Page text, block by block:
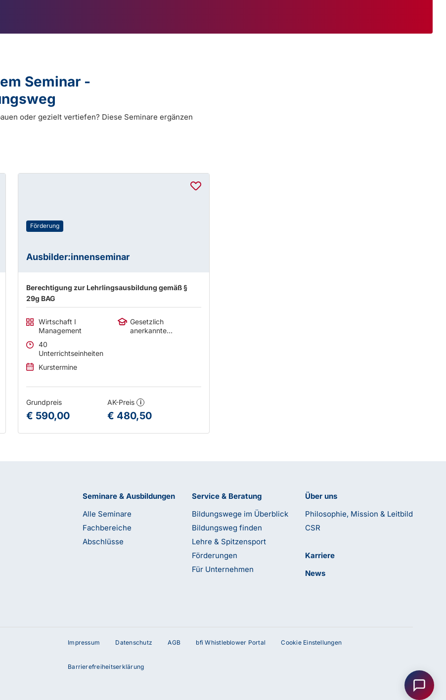
Seminar -
oder gezielt vertiefen? Diese Seminare ergänzen
Förderung
Ausbilder:innenseminar
Berechtigung zur Lehrlingsausbildung gemäß §
29g BAG
Wirtschaft I
Management
40
Unterrichtseinheiten
Kurstermine
Gesetzlich
anerkannte
Grundpreis
€ 590,00
AK-Preis i
€ 480,50
Über uns
Philosophie, Mission & Leitbild
CSR
Karriere
News
Service & Beratung
Bildungswege im Überblick
Bildungsweg finden
Lehre & Spitzensport
Förderungen
Für Unternehmen
Seminare & Ausbildungen
Alle Seminare
Fachbereiche
Abschlüsse
Impressum Datenschutz AGB bfi Whistleblower Portal Cookie Einstellungen
Barrierefreiheitserklärung